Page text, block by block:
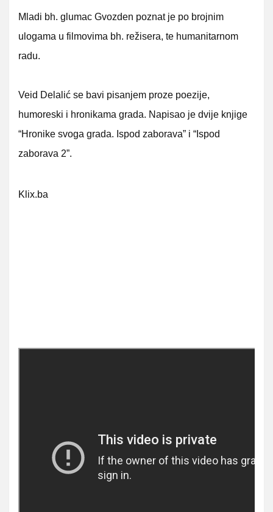
Mladi bh. glumac Gvozden poznat je po brojnim
ulogama u filmovima bh. režisera, te humanitarnom
radu.
Veid Delalić se bavi pisanjem proze poezije,
humoreski i hronikama grada. Napisao je dvije knjige
“Hronike svoga grada. Ispod zaborava” i “Ispod
zaborava 2”.
Klix.ba